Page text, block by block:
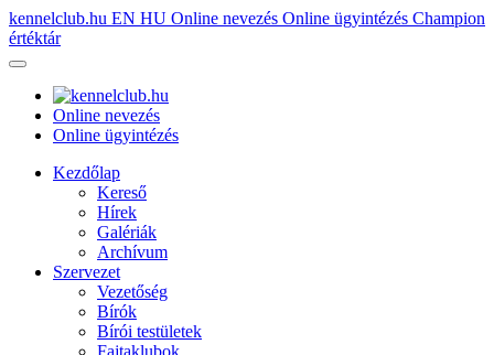
kennelclub.hu EN HU Online nevezés Online ügyintézés Champion
értéktár
Online nevezés
Online ügyintézés
Kezdőlap
Kereső
Hírek
Galériák
Archívum
Szervezet
Vezetőség
Bírók
Bírói testületek
Fajtaklubok